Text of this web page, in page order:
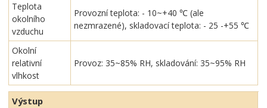
Teplota
okolního
vzduchu
Provozní teplota: - 10~+40 ℃ (ale
nezmrazené), skladovací teplota: - 25 -+55 ℃
Okolní
relativní
vlhkost
Provoz: 35~85% RH, skladování: 35~95% RH
Výstup